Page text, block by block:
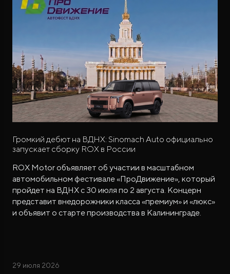
Громкий дебют на ВДНХ: Sinomach Auto официально
запускает сборку ROX в России
ROX Motor объявляет об участии в масштабном
автомобильном фестивале «ПроДвижение», который
пройдет на ВДНХ с 30 июля по 2 августа. Концерн
представит внедорожники класса «премиум» и «люкс»
и объявит о старте производства в Калининграде.
29 июля 2026